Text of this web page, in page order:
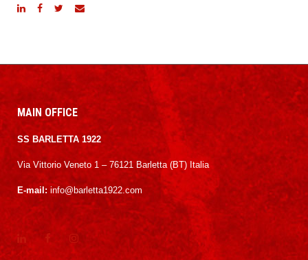
MAIN OFFICE
SS BARLETTA 1922
Via Vittorio Veneto 1 – 76121 Barletta (BT) Italia
E-mail: info@barletta1922.com